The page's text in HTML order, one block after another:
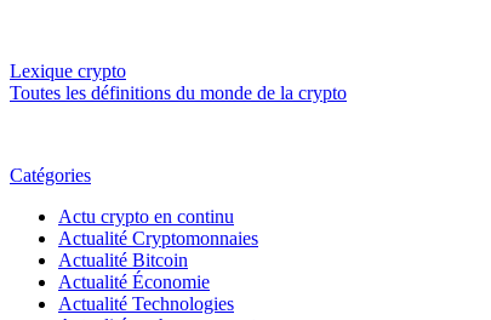
Lexique crypto
Toutes les définitions du monde de la crypto
Catégories
Actu crypto en continu
Actualité Cryptomonnaies
Actualité Bitcoin
Actualité Économie
Actualité Technologies